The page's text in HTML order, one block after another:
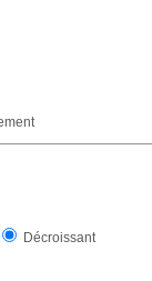
Décroissant